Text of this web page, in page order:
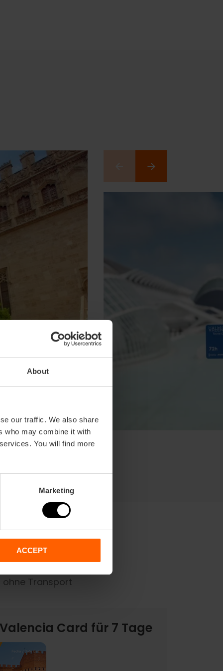
About
our traffic. We also share
who may combine it with
You will find more
Marketing
ACCEPT
Transport
Card für 7 Tage